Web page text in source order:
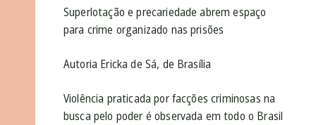
Superlotação e precariedade abrem espaço
para crime organizado nas prisões
Autoria Ericka de Sá, de Brasília
Violência praticada por facções criminosas na
busca pelo poder é observada em todo o Brasil